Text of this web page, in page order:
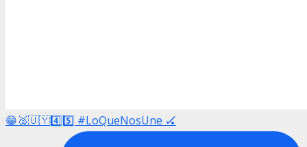
😁🥈🇺🇾4️⃣5️⃣ #LoQueNosUne 🏑